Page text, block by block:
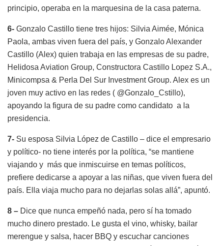
principio, operaba en la marquesina de la casa paterna.
6- Gonzalo Castillo tiene tres hijos: Silvia Aimée, Mónica
Paola, ambas viven fuera del país, y Gonzalo Alexander
Castillo (Alex) quien trabaja en las empresas de su padre,
Helidosa Aviation Group, Constructora Castillo Lopez S.A.,
Minicompsa & Perla Del Sur Investment Group. Alex es un
joven muy activo en las redes ( @Gonzalo_Cstillo),
apoyando la figura de su padre como candidato a la
presidencia.
7- Su esposa Silvia López de Castillo – dice el empresario
y político- no tiene interés por la política, “se mantiene
viajando y más que inmiscuirse en temas políticos,
prefiere dedicarse a apoyar a las niñas, que viven fuera del
país. Ella viaja mucho para no dejarlas solas allá”, apuntó.
8 – Dice que nunca empeñó nada, pero sí ha tomado
mucho dinero prestado. Le gusta el vino, whisky, bailar
merengue y salsa, hacer BBQ y escuchar canciones